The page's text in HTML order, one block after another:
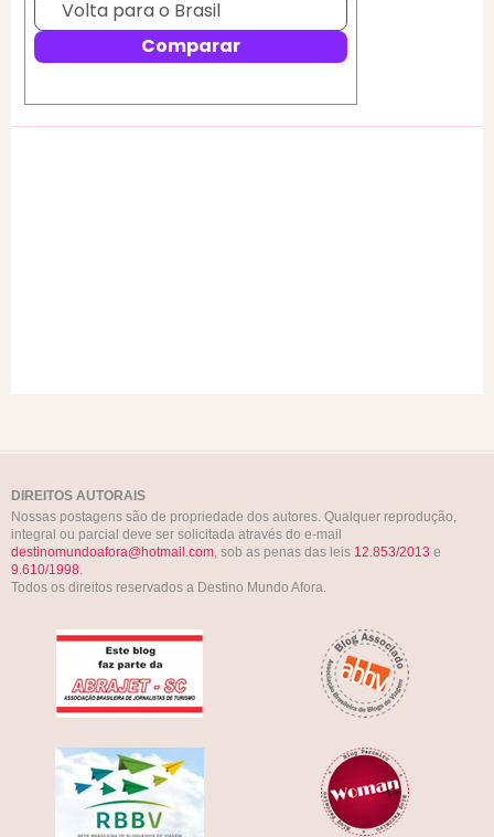
DIREITOS AUTORAIS
Nossas postagens são de propriedade dos autores. Qualquer reprodução,
integral ou parcial deve ser solicitada através do e-mail
destinomundoafora@hotmail.com, sob as penas das leis 12.853/2013 e
9.610/1998.
Todos os direitos reservados a Destino Mundo Afora.